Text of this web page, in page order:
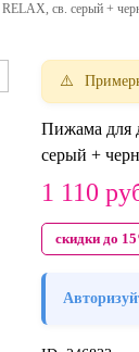
св. серый +
Пижама для
серый +
1 110
скидки до